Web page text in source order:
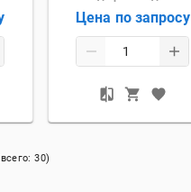
Цена по запросу
30)